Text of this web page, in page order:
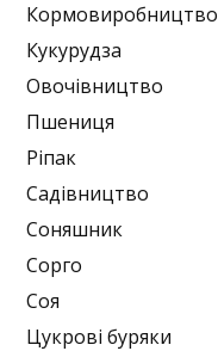
Кормовиробництво
Кукурудза
Овочівництво
Пшениця
Ріпак
Садівництво
Соняшник
Сорго
Соя
Цукрові буряки